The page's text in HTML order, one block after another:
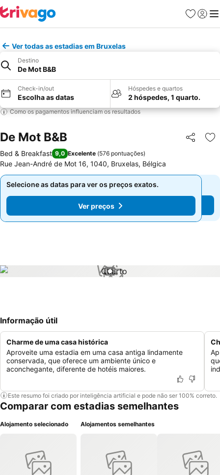
Favoritos
Iniciar
Ver todas as estadias em Bruxelas
Destino
De Mot B&B
Check-in/out
Escolha as datas
Hóspedes e quartos
2 hóspedes, 1 quarto.
Como os pagamentos influenciam os resultados
De Mot B&B Partilhar
Bed & Breakfast 9,0 Excelente (576 pontuações)
Rue Jean-André de Mot 16, 1040, Bruxelas, Bélgica
Selecione as datas para ver os preços exatos.
Ver preços
Selecione as datas para ver os preços exatos.
Ver preços
1 / 1
Informação útil
Charme de uma casa histórica
Aproveite uma estadia em uma casa antiga lindamente
conservada, que oferece um ambiente único e
aconchegante, diferente de hotéis maiores.
Este resumo foi criado por inteligência artificial e pode não ser 100% correto.
Comparar com estadias semelhantes
Alojamento selecionado Alojamentos semelhantes